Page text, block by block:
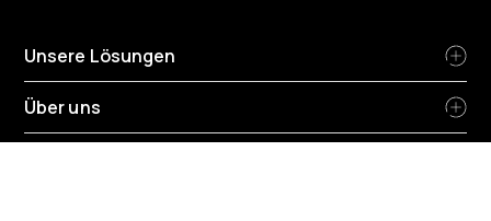
Unsere Lösungen
Über uns